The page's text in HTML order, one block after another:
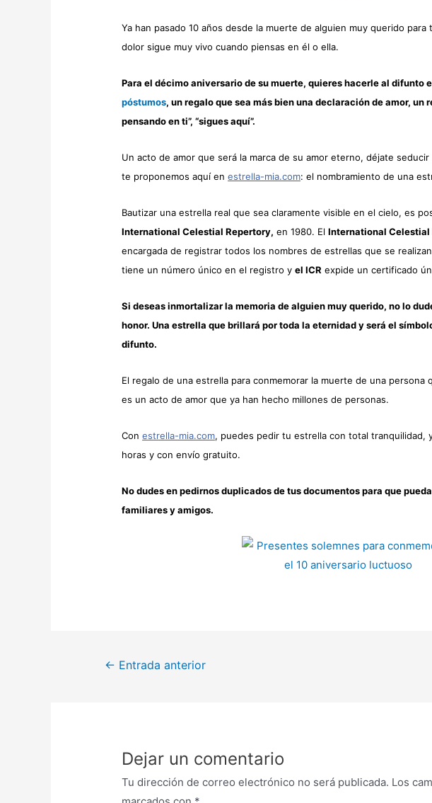
Ya han pasado 10 años desde la muerte de alguien muy querido
dolor sigue muy vivo cuando piensas en él o ella.
Para el décimo aniversario de su muerte, quieres hacerle al difunto
póstumos, un regalo que sea más bien una declaración de amor, un
pensando en ti”, “sigues aquí”.
Un acto de amor que será la marca de su amor eterno, déjate
te proponemos aquí enestrella-mia.com: el nombramiento de una
Bautizar una estrella real que sea claramente visible en el cielo, es
International Celestial Repertory, en 1980. ElInternational Celestial
encargada de registrar todos los nombres de estrellas que se
tiene un número único en el registro yel ICR expide un certificado
Si deseas inmortalizar la memoria de alguien muy querido, no lo
honor. Una estrella que brillará por toda la eternidad y será el
difunto.
El regalo de una estrella para conmemorar la muerte de una persona
es un acto de amor que ya han hecho millones de personas.
Conestrella-mia.com, puedes pedir tu estrella con total tranquilidad,
horas y con envío gratuito.
No dudes en pedirnos duplicados de tus documentos para que
familiares y amigos.
← Entrada anterior
Dejar un comentario
Tu dirección de correo electrónico no será publicada. Los